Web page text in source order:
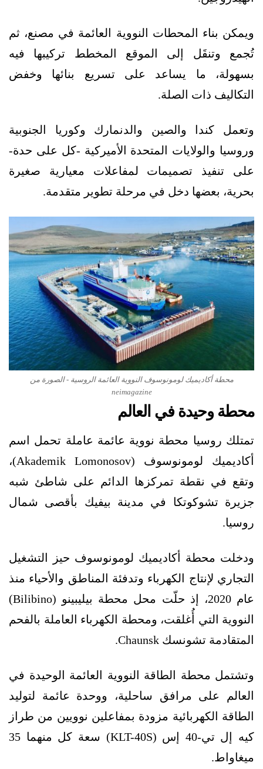
ويمكن بناء المحطات النووية العائمة في مصنع، ثم
تُجمع وتنقَل إلى الموقع المخطط تركيبها فيه
بسهولة، ما يساعد على تسريع بنائها وخفض
التكاليف ذات الصلة.
وتعمل كندا والصين والدنمارك وكوريا الجنوبية
وروسيا والولايات المتحدة الأميركية -كل على حدة-
على تنفيذ تصميمات لمفاعلات معيارية صغيرة
بحرية، بعضها دخل في مرحلة تطوير متقدمة.
محطة أكاديميك لومونوسوف النووية العائمة الروسية - الصورة من
neimagazine
محطة وحيدة في العالم
تمتلك روسيا محطة نووية عائمة عاملة تحمل اسم
أكاديميك لومونوسوف (Akademik Lomonosov)،
وتقع في نقطة تمركزها الدائم على شاطئ شبه
جزيرة تشوكوتكا في مدينة بيفيك بأقصى شمال
روسيا.
ودخلت محطة أكاديميك لومونوسوف حيز التشغيل
التجاري لإنتاج الكهرباء وتدفئة المناطق والأحياء منذ
عام 2020، إذ حلّت محل محطة بيليبينو (Bilibino)
النووية التي أُغلقت، ومحطة الكهرباء العاملة بالفحم
المتقادمة تشونسك Chaunsk.
وتشتمل محطة الطاقة النووية العائمة الوحيدة في
العالم على مرافق ساحلية، ووحدة عائمة لتوليد
الطاقة الكهربائية مزودة بمفاعلين نوويين من طراز
كيه إل تي-40 إس (KLT-40S) سعة كل منهما 35
ميغاواط.